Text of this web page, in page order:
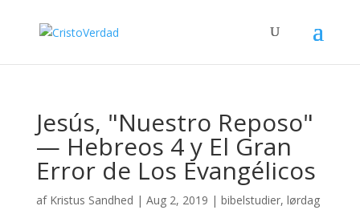
Jesús, "Nuestro Reposo"
— Hebreos 4 y El Gran
Error de Los Evangélicos
af Kristus Sandhed | Aug 2, 2019 | bibelstudier, lørdag